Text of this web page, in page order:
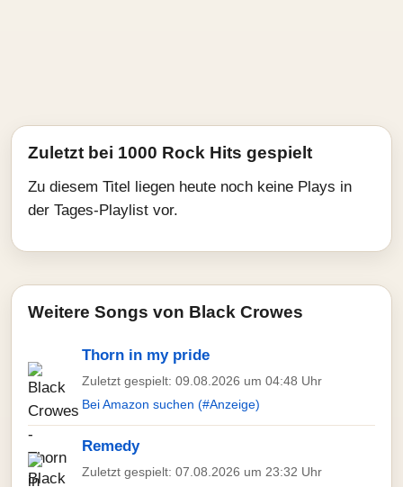
Zuletzt bei 1000 Rock Hits gespielt
Zu diesem Titel liegen heute noch keine Plays in
der Tages-Playlist vor.
Weitere Songs von Black Crowes
Thorn in my pride
Zuletzt gespielt: 09.08.2026 um 04:48 Uhr
Bei Amazon suchen (#Anzeige)
Remedy
Zuletzt gespielt: 07.08.2026 um 23:32 Uhr